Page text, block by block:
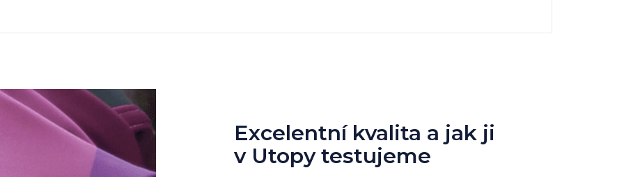
Excelentní kvalita a jak ji
v Utopy testujeme